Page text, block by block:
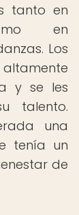
tanto en
en
Los
y se les
talento.
una
tenía un
de